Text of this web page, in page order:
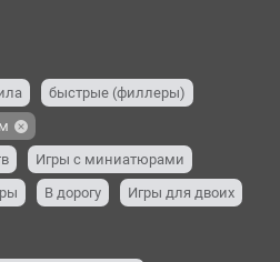
быстрые (филлеры)
Игры с миниатюрами
В дорогу
Игры для двоих